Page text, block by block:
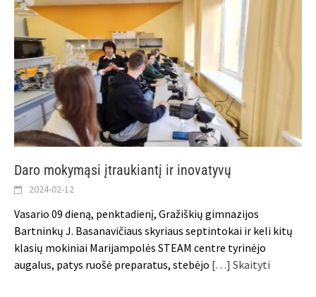
Daro mokymąsi įtraukiantį ir inovatyvų
2024-02-12
Vasario 09 dieną, penktadienį, Gražiškių gimnazijos
Bartninkų J. Basanavičiaus skyriaus septintokai ir keli kitų
klasių mokiniai Marijampolės STEAM centre tyrinėjo
augalus, patys ruošė preparatus, stebėjo […] Skaityti